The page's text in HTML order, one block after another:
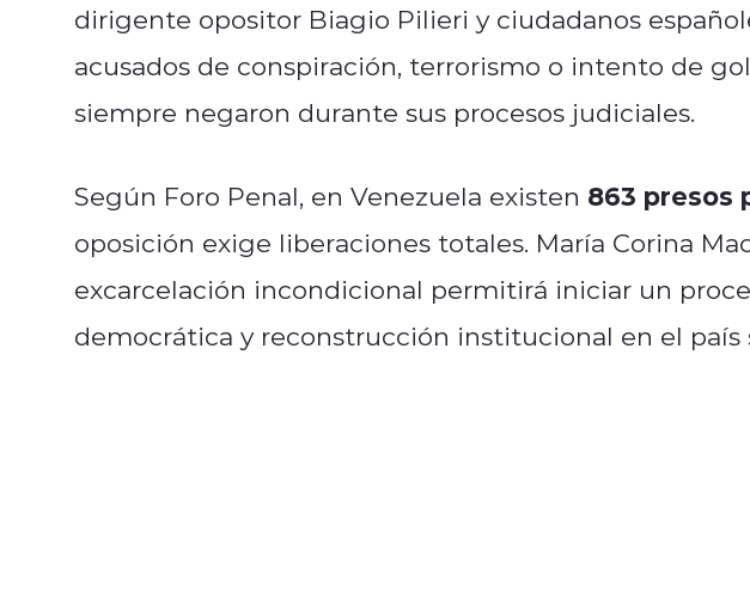
dirigente opositor Biagio Pilieri y ciudadanos
acusados de conspiración, terrorismo o intento de
siempre negaron durante sus procesos judiciales.
Según Foro Penal, en Venezuela existen 863 presos
oposición exige liberaciones totales. María Corina
excarcelación incondicional permitirá iniciar un
democrática y reconstrucción institucional en el país